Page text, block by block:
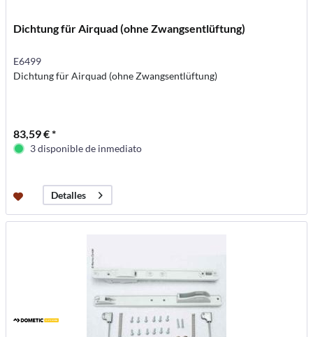
Dichtung für Airquad (ohne Zwangsentlüftung)
E6499
Dichtung für Airquad (ohne Zwangsentlüftung)
83,59 € *
3 disponible de inmediato
Detalles